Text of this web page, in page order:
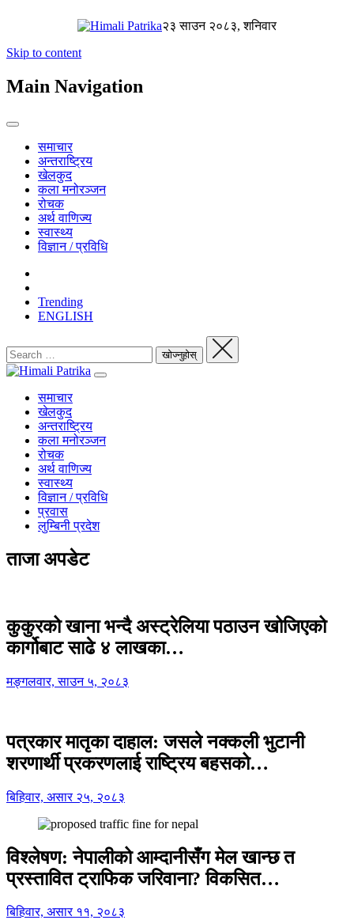
२३ साउन २०८३, शनिवार
Skip to content
Main Navigation
समाचार
अन्तराष्ट्रिय
खेलकुद
कला मनोरञ्जन
रोचक
अर्थ वाणिज्य
स्वास्थ्य
विज्ञान / प्रविधि
Trending
ENGLISH
समाचार
खेलकुद
अन्तराष्ट्रिय
कला मनोरञ्जन
रोचक
अर्थ वाणिज्य
स्वास्थ्य
विज्ञान / प्रविधि
प्रवास
लुम्बिनी प्रदेश
ताजा अपडेट
कुकुरको खाना भन्दै अस्ट्रेलिया पठाउन खोजिएको
कार्गोबाट साढे ४ लाखका…
मङ्गलवार, साउन ५, २०८३
पत्रकार मातृका दाहाल: जसले नक्कली भुटानी
शरणार्थी प्रकरणलाई राष्ट्रिय बहसको…
बिहिवार, असार २५, २०८३
विश्लेषण: नेपालीको आम्दानीसँग मेल खान्छ त
प्रस्तावित ट्राफिक जरिवाना? विकसित…
बिहिवार, असार ११, २०८३